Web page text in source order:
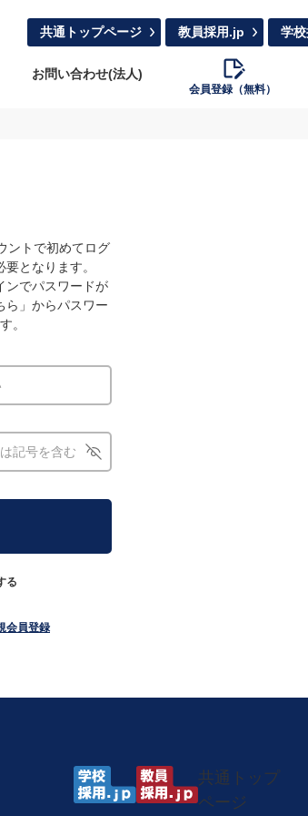
共通トップページ 教員採用.jp 学
お問い合わせ(法人)
会員登録（無料）
ントで初めてログ
となります。
ンでパスワードが
ら」からパスワー
。
る
会員登録
共通トップ
ページ